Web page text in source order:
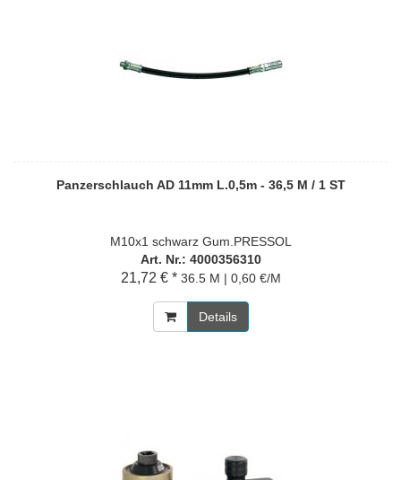
Panzerschlauch AD 11mm L.0,5m - 36,5 M / 1 ST
M10x1 schwarz Gum.PRESSOL
Art. Nr.: 4000356310
21,72 € * 36.5 M | 0,60 €/M
Details